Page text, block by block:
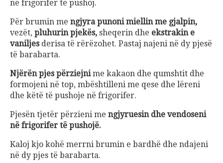
në frigorifer të pushoj.
Për brumin me ngjyra punoni miellin me gjalpin,
vezët, pluhurin pjekës, sheqerin dhe ekstrakin e
vaniljesderisa të rërëzohet. Pastaj najeni në dy pjesë
të barabarta.
Njërën pjes përziejnime kakaon dhe qumshtit dhe
formojeni në top, mbështilleni me qese dhe lëreni
dhe këtë të pushoje në frigorifer.
Pjesën tjetër përzieni me ngjyruesin dhe vendoseni
në frigorifer të pushojë.
Kaloj kjo kohë merrni brumin e bardhë dhe ndajeni
në dy pjes të barabarta.